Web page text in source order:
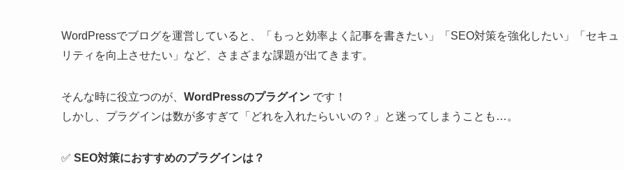
WordPressでブログを運営していると、「もっと効率よく記事を書きたい」「SEO対策を強化したい」「セキュ
リティを向上させたい」など、さまざまな課題が出てきます。
そんな時に役立つのが、 WordPressのプラグイン です！
しかし、プラグインは数が多すぎて「どれを入れたらいいの？」と迷ってしまうことも…。
✅ SEO対策におすすめのプラグインは？